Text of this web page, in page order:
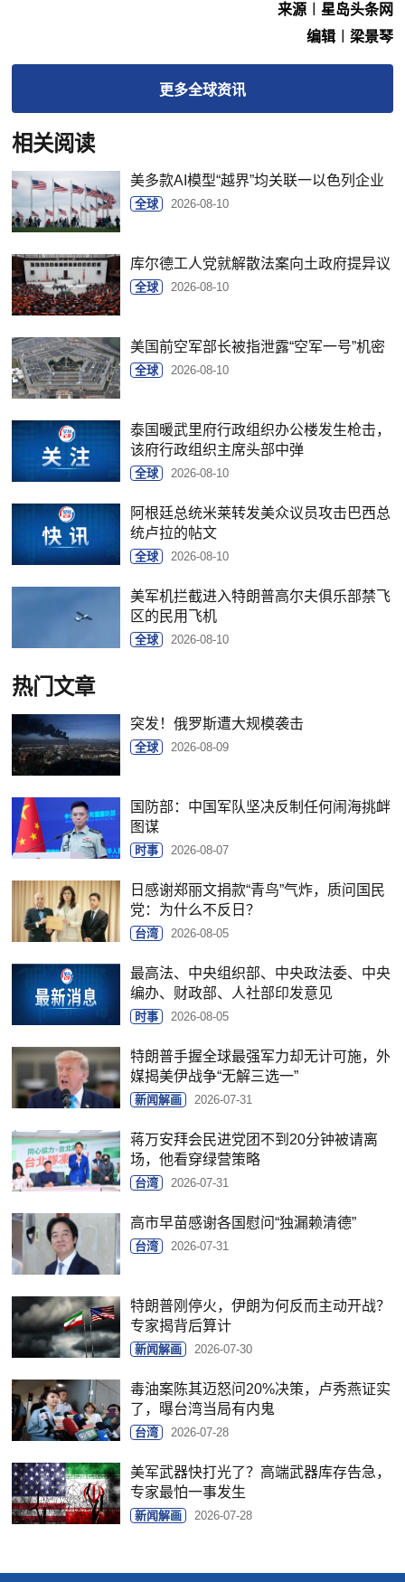
来源︱星岛头条网
编辑︱梁景琴
更多全球资讯
相关阅读
美多款AI模型“越界”均关联一以色列企业
全球 2026-08-10
库尔德工人党就解散法案向土政府提异议
全球 2026-08-10
美国前空军部长被指泄露“空军一号”机密
全球 2026-08-10
泰国暖武里府行政组织办公楼发生枪击，
该府行政组织主席头部中弹
全球 2026-08-10
阿根廷总统米莱转发美众议员攻击巴西总
统卢拉的帖文
全球 2026-08-10
美军机拦截进入特朗普高尔夫俱乐部禁飞
区的民用飞机
全球 2026-08-10
热门文章
突发！俄罗斯遭大规模袭击
全球 2026-08-09
国防部：中国军队坚决反制任何闹海挑衅
图谋
时事 2026-08-07
日感谢郑丽文捐款“青鸟”气炸，质问国民
党：为什么不反日？
台湾 2026-08-05
最高法、中央组织部、中央政法委、中央
编办、财政部、人社部印发意见
时事 2026-08-05
特朗普手握全球最强军力却无计可施，外
媒揭美伊战争“无解三选一”
新闻解画 2026-07-31
蒋万安拜会民进党团不到20分钟被请离
场，他看穿绿营策略
台湾 2026-07-31
高市早苗感谢各国慰问“独漏赖清德”
台湾 2026-07-31
特朗普刚停火，伊朗为何反而主动开战？
专家揭背后算计
新闻解画 2026-07-30
毒油案陈其迈怒问20%决策，卢秀燕证实
了，曝台湾当局有内鬼
台湾 2026-07-28
美军武器快打光了？高端武器库存告急，
专家最怕一事发生
新闻解画 2026-07-28